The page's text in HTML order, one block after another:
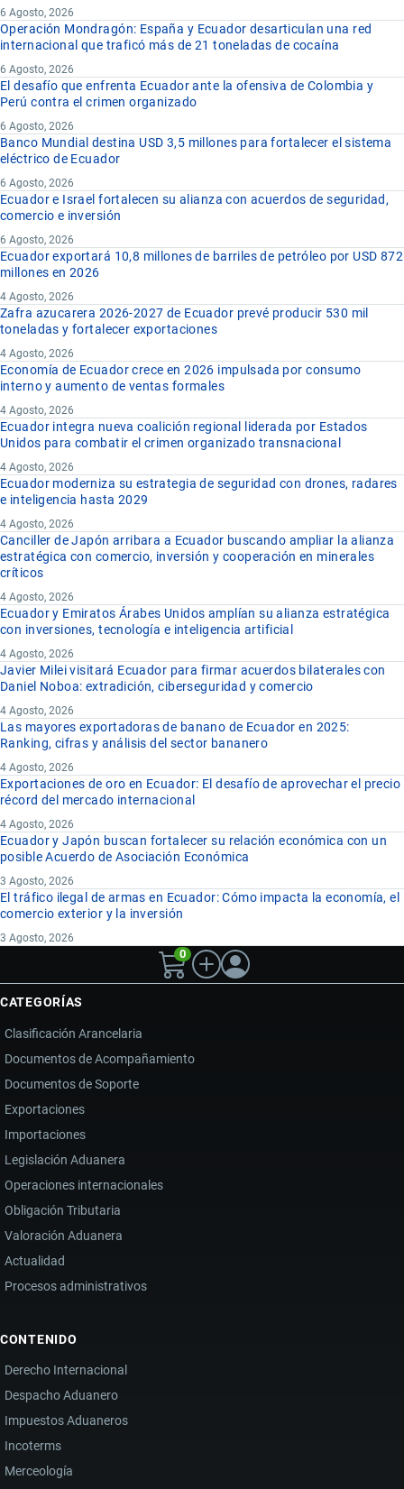
6 Agosto, 2026
Operación Mondragón: España y Ecuador desarticulan una red
internacional que traficó más de 21 toneladas de cocaína
6 Agosto, 2026
El desafío que enfrenta Ecuador ante la ofensiva de Colombia y
Perú contra el crimen organizado
6 Agosto, 2026
Banco Mundial destina USD 3,5 millones para fortalecer el sistema
eléctrico de Ecuador
6 Agosto, 2026
Ecuador e Israel fortalecen su alianza con acuerdos de seguridad,
comercio e inversión
6 Agosto, 2026
Ecuador exportará 10,8 millones de barriles de petróleo por USD 872
millones en 2026
4 Agosto, 2026
Zafra azucarera 2026-2027 de Ecuador prevé producir 530 mil
toneladas y fortalecer exportaciones
4 Agosto, 2026
Economía de Ecuador crece en 2026 impulsada por consumo
interno y aumento de ventas formales
4 Agosto, 2026
Ecuador integra nueva coalición regional liderada por Estados
Unidos para combatir el crimen organizado transnacional
4 Agosto, 2026
Ecuador moderniza su estrategia de seguridad con drones, radares
e inteligencia hasta 2029
4 Agosto, 2026
Canciller de Japón arribara a Ecuador buscando ampliar la alianza
estratégica con comercio, inversión y cooperación en minerales
críticos
4 Agosto, 2026
Ecuador y Emiratos Árabes Unidos amplían su alianza estratégica
con inversiones, tecnología e inteligencia artificial
4 Agosto, 2026
Javier Milei visitará Ecuador para firmar acuerdos bilaterales con
Daniel Noboa: extradición, ciberseguridad y comercio
4 Agosto, 2026
Las mayores exportadoras de banano de Ecuador en 2025:
Ranking, cifras y análisis del sector bananero
4 Agosto, 2026
Exportaciones de oro en Ecuador: El desafío de aprovechar el precio
récord del mercado internacional
4 Agosto, 2026
Ecuador y Japón buscan fortalecer su relación económica con un
posible Acuerdo de Asociación Económica
3 Agosto, 2026
El tráfico ilegal de armas en Ecuador: Cómo impacta la economía, el
comercio exterior y la inversión
3 Agosto, 2026
0
CATEGORÍAS
Clasificación Arancelaria
Documentos de Acompañamiento
Documentos de Soporte
Exportaciones
Importaciones
Legislación Aduanera
Operaciones internacionales
Obligación Tributaria
Valoración Aduanera
Actualidad
Procesos administrativos
CONTENIDO
Derecho Internacional
Despacho Aduanero
Impuestos Aduaneros
Incoterms
Merceología